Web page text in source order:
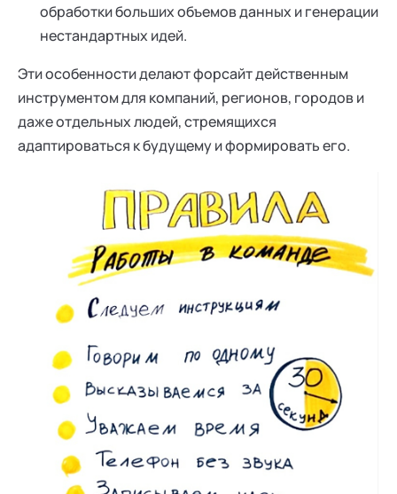
обработки больших объемов данных и генерации
нестандартных идей.
Эти особенности делают форсайт действенным
инструментом для компаний, регионов, городов и
даже отдельных людей, стремящихся
адаптироваться к будущему и формировать его.